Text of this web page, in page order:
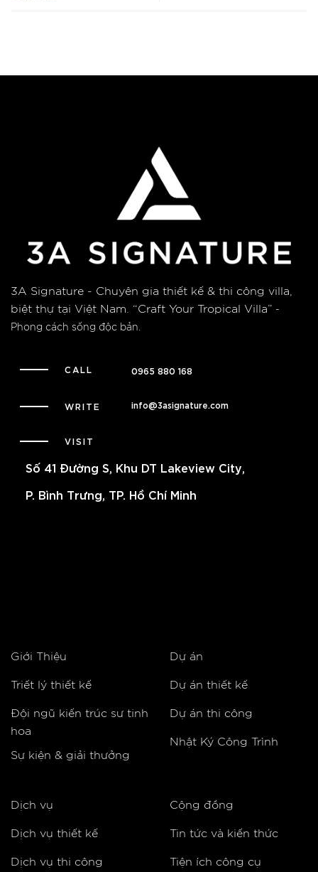
3A Signature - Chuyên gia thiết kế & thi công villa,
biệt thự tại Việt Nam. “Craft Your Tropical Villa” -
Phong cách sống độc bản.
CALL 0965 880 168
WRITE info@3asignature.com
VISIT
Số 41 Đường S, Khu DT Lakeview City,
P. Bình Trưng, TP. Hồ Chí Minh
Giới Thiệu
Triết lý thiết kế
Đội ngũ kiến trúc sư tinh
hoa
Sự kiện & giải thưởng
Dự án
Dự án thiết kế
Dự án thi công
Nhật Ký Công Trình
Dịch vụ
Dịch vụ thiết kế
Dịch vụ thi công
Cộng đồng
Tin tức và kiến thức
Tiện ích công cụ